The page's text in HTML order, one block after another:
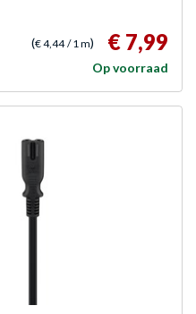
(€ 4,44 / 1 m) € 7,99
Op voorraad